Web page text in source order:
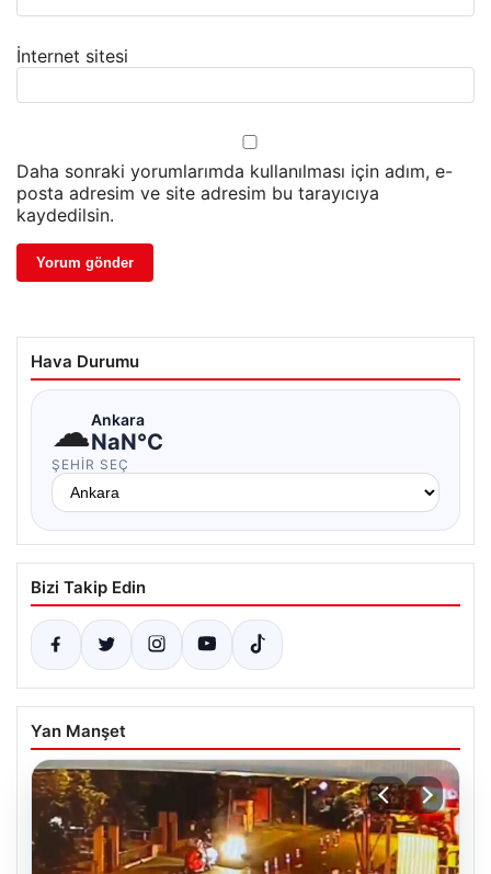
İnternet sitesi
Daha sonraki yorumlarımda kullanılması için adım, e-
posta adresim ve site adresim bu tarayıcıya
kaydedilsin.
Hava Durumu
☁Ankara
NaN°C
ŞEHIR SEÇ
Bizi Takip Edin
Yan Manşet